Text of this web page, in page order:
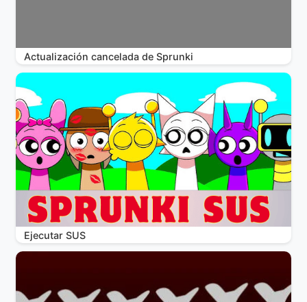
Actualización cancelada de Sprunki
Ejecutar SUS